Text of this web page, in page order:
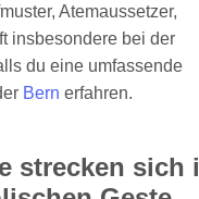
Atemaussetzer,
insbesondere bei der
du eine umfassende
Bern erfahren.